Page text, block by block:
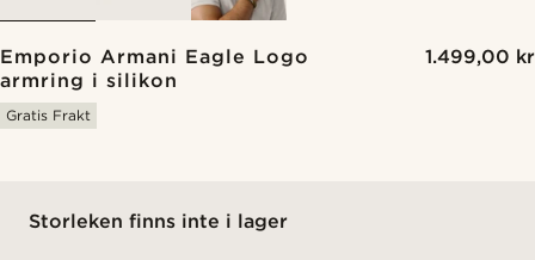
Emporio Armani Eagle Logo
armring i silikon
1.499,00 kr
Gratis Frakt
Storleken finns inte i lager